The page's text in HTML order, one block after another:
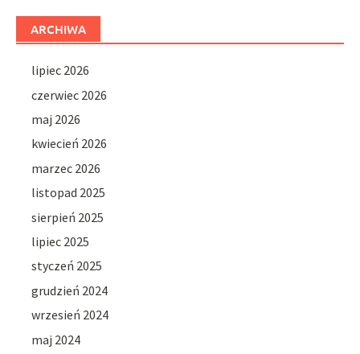
ARCHIWA
lipiec 2026
czerwiec 2026
maj 2026
kwiecień 2026
marzec 2026
listopad 2025
sierpień 2025
lipiec 2025
styczeń 2025
grudzień 2024
wrzesień 2024
maj 2024